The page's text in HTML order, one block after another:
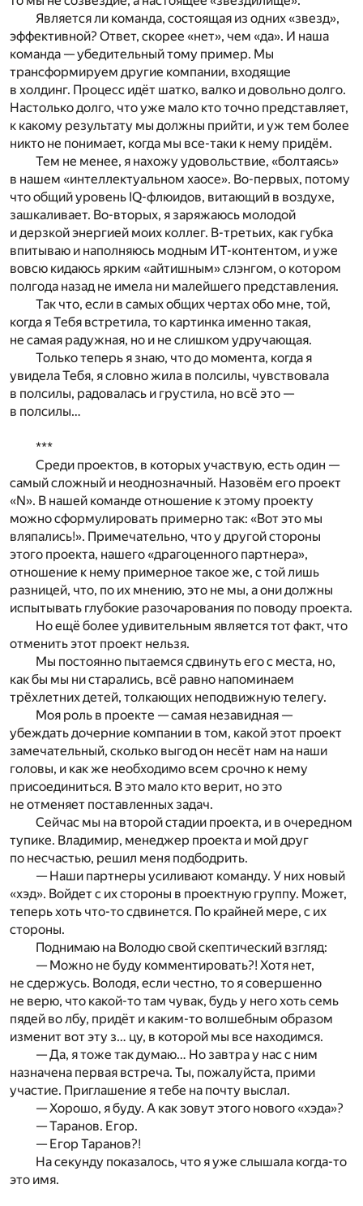
Является ли команда, состоящая из одних «звезд»,
эффективной? Ответ, скорее «нет», чем «да». И наша
команда — убедительный тому пример. Мы
трансформируем другие компании, входящие
в холдинг. Процесс идёт шатко, валко и довольно долго.
Настолько долго, что уже мало кто точно представляет,
к какому результату мы должны прийти, и уж тем более
никто не понимает, когда мы все-таки к нему придём.
Тем не менее, я нахожу удовольствие, «болтаясь»
в нашем «интеллектуальном хаосе». Во-первых, потому
что общий уровень IQ-флюидов, витающий в воздухе,
зашкаливает. Во-вторых, я заряжаюсь молодой
и дерзкой энергией моих коллег. В-третьих, как губка
впитываю и наполняюсь модным ИТ-контентом, и уже
вовсю кидаюсь ярким «айтишным» слэнгом, о котором
полгода назад не имела ни малейшего представления.
Так что, если в самых общих чертах обо мне, той,
когда я Тебя встретила, то картинка именно такая,
не самая радужная, но и не слишком удручающая.
Только теперь я знаю, что до момента, когда я
увидела Тебя, я словно жила в полсилы, чувствовала
в полсилы, радовалась и грустила, но всё это —
в полсилы…
***
Среди проектов, в которых участвую, есть один —
самый сложный и неоднозначный. Назовём его проект
«N». В нашей команде отношение к этому проекту
можно сформулировать примерно так: «Вот это мы
вляпались!». Примечательно, что у другой стороны
этого проекта, нашего «драгоценного партнера»,
отношение к нему примерное такое же, с той лишь
разницей, что, по их мнению, это не мы, а они должны
испытывать глубокие разочарования по поводу проекта.
Но ещё более удивительным является тот факт, что
отменить этот проект нельзя.
Мы постоянно пытаемся сдвинуть его с места, но,
как бы мы ни старались, всё равно напоминаем
трёхлетних детей, толкающих неподвижную телегу.
Моя роль в проекте — самая незавидная —
убеждать дочерние компании в том, какой этот проект
замечательный, сколько выгод он несёт нам на наши
головы, и как же необходимо всем срочно к нему
присоединиться. В это мало кто верит, но это
не отменяет поставленных задач.
Сейчас мы на второй стадии проекта, и в очередном
тупике. Владимир, менеджер проекта и мой друг
по несчастью, решил меня подбодрить.
— Наши партнеры усиливают команду. У них новый
«хэд». Войдет с их стороны в проектную группу. Может,
теперь хоть что-то сдвинется. По крайней мере, с их
стороны.
Поднимаю на Володю свой скептический взгляд:
— Можно не буду комментировать?! Хотя нет,
не сдержусь. Володя, если честно, то я совершенно
не верю, что какой-то там чувак, будь у него хоть семь
пядей во лбу, придёт и каким-то волшебным образом
изменит вот эту з… цу, в которой мы все находимся.
— Да, я тоже так думаю… Но завтра у нас с ним
назначена первая встреча. Ты, пожалуйста, прими
участие. Приглашение я тебе на почту выслал.
— Хорошо, я буду. А как зовут этого нового «хэда»?
— Таранов. Егор.
— Егор Таранов?!
На секунду показалось, что я уже слышала когда-то
это имя.